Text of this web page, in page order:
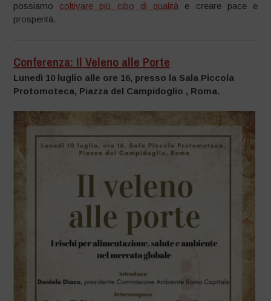
possiamo coltivare più cibo di qualità e creare pace e
prosperità.
Conferenza: Il Veleno alle Porte
Lunedì 10 luglio alle ore 16, presso la Sala Piccola
Protomoteca, Piazza del Campidoglio , Roma.